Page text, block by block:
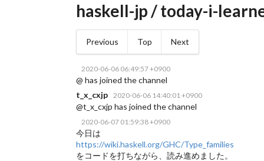
haskell-jp / today-i-
Previous Top Next
2020-06-06 06:49:57 +0900
@ has joined the channel
t_x_cxjp
2020-06-06 14:40:01 +0900
@t_x_cxjp has joined the channel
2020-06-07 01:59:38 +0900
今日は
https://wiki.haskell.org/GHC/Type_families
をコードを打ちながら、読み進めました。